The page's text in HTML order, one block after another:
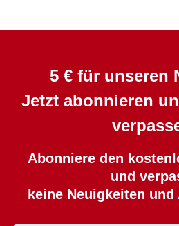
5 € für unseren
Jetzt abonnieren
Abonniere den
und
keine Neuigkeiten